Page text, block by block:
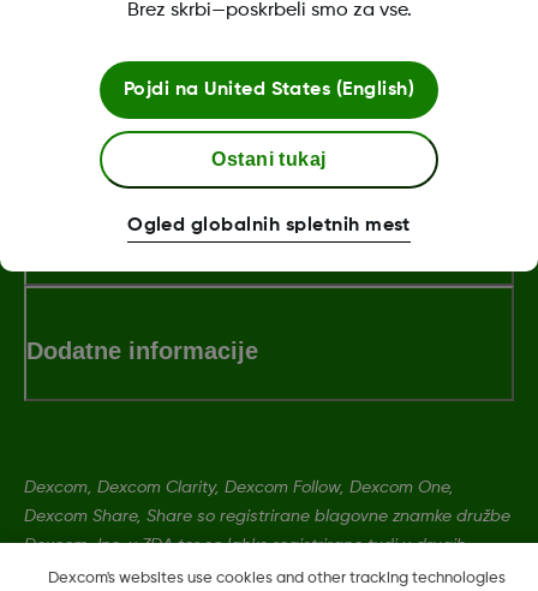
MAT-0863 REV001
Pogoji poslovanja
Dodatne informacije
Dexcom, Dexcom Clarity, Dexcom Follow, Dexcom One,
Dexcom Share, Share so registrirane blagovne znamke družbe
Dexcom, Inc. v ZDA ter so lahko registrirane tudi v drugih
državah.
Dexcom's websites use cookies and other tracking technologies
Brez skrbi—poskrbeli smo za vse.
Pojdi na United States (English)
Ostani tukaj
Ogled globalnih spletnih mest